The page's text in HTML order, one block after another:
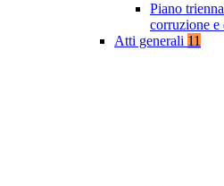
Piano
corruzione e
Atti generali 11